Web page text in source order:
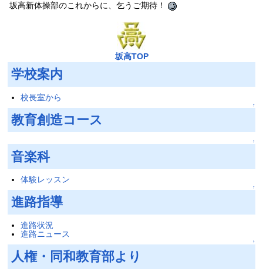
坂高新体操部のこれからに、乞うご期待！
坂高TOP
学校案内
校長室から
↑
教育創造コース
↑
音楽科
体験レッスン
↑
進路指導
進路状況
進路ニュース
↑
人権・同和教育部より